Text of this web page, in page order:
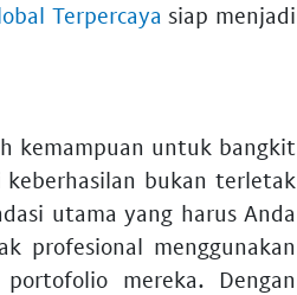
Terpercaya siap menjadi
kemampuan untuk bangkit
keberhasilan bukan terletak
utama yang harus Anda
profesional menggunakan
mereka. Dengan